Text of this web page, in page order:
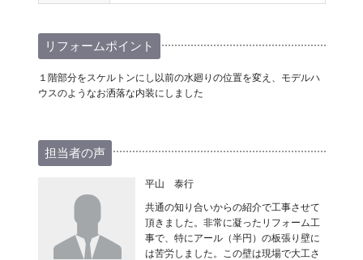
リフォームポイント
１階部分をスケルトンにし以前の水廻りの位置を変え、モデルハ
ウスのようなお洒落な内装にしました
担当者の声
平山 泰行
共通の知り合いからの紹介で工事させて
頂きました。非常に凝ったリフォーム工
事で、特にアール（半円）の板張り壁に
は苦労しました。この壁は現場で大工さ